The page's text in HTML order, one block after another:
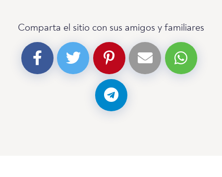
Comparta el sitio con sus amigos y familiares